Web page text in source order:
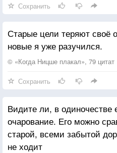
Едем! будь, что суждено!
Паруса её крылаты
И весло оживлено.
Верь тому, что сердце
Нам лишь чудо путь укажет
В сей волшебный край
Сохранить
Старые цели теряют своё
новые я уже разучился.
© «Когда Ницше плакал», 79 цитат
Сохранить
Видите ли, в одиночестве
очарование. Его можно
старой, всеми забытой
не ходит